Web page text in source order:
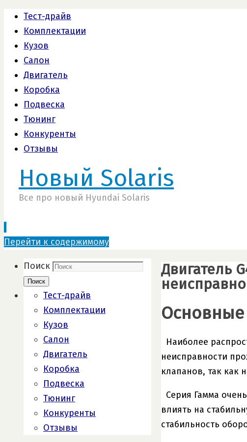
Тест-драйв
Комплектации
Кузов
Салон
Двигатель
Коробка
Подвеска
Тюнинг
Конкуренты
Отзывы
Новый Solaris
Все про новый Hyundai Solaris
Перейти к содержимому
Двигатель
Основные
Наиболее
неисправности
клапанов, так как
Серия Гамма
влиять на
стабильность
Поиск
Поиск
Тест-драйв
Комплектации
Кузов
Салон
Двигатель
Коробка
Подвеска
Тюнинг
Конкуренты
Отзывы